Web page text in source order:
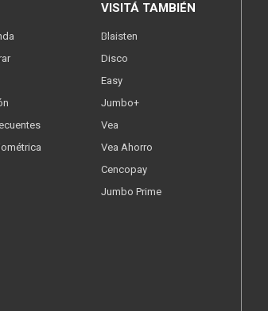
VISITÁ TAMBIÉN
Blaisten
Disco
Easy
Jumbo+
Vea
Vea Ahorro
Cencopay
Jumbo Prime